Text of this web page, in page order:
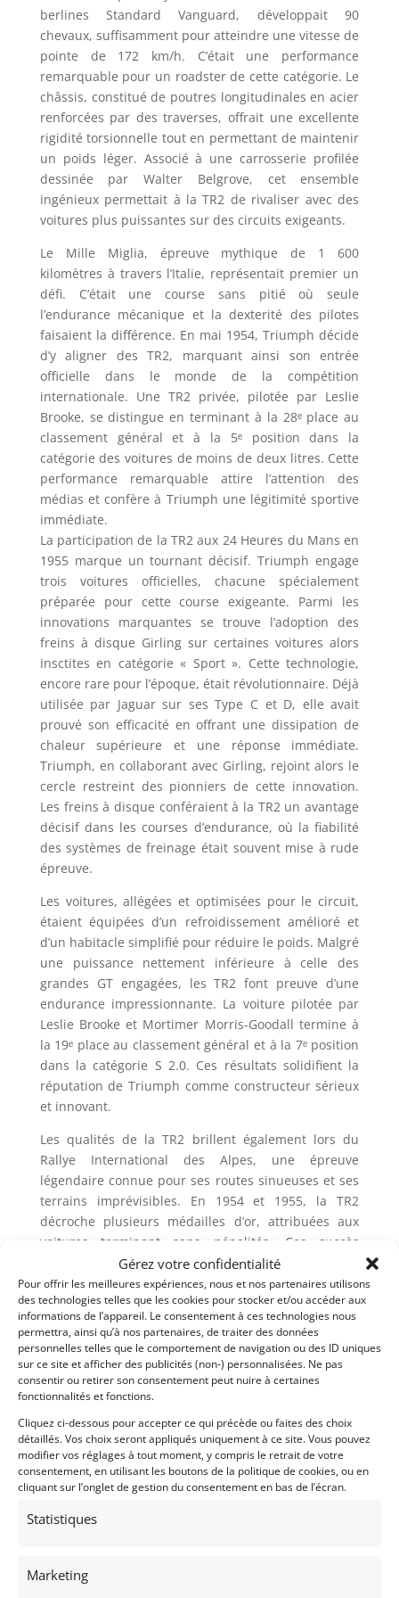
Gérez votre confidentialité
Pour offrir les meilleures expériences, nous et nos partenaires utilisons
des technologies telles que les cookies pour stocker et/ou accéder aux
informations de l’appareil. Le consentement à ces technologies nous
permettra, ainsi qu’à nos partenaires, de traiter des données
personnelles telles que le comportement de navigation ou des ID uniques
sur ce site et afficher des publicités (non-) personnalisées. Ne pas
consentir ou retirer son consentement peut nuire à certaines
fonctionnalités et fonctions.
Cliquez ci-dessous pour accepter ce qui précède ou faites des choix
détaillés. Vos choix seront appliqués uniquement à ce site. Vous pouvez
modifier vos réglages à tout moment, y compris le retrait de votre
consentement, en utilisant les boutons de la politique de cookies, ou en
cliquant sur l’onglet de gestion du consentement en bas de l’écran.
Statistiques
Marketing
berlines Standard Vanguard, développait 90
chevaux, suffisamment pour atteindre une vitesse de
pointe de 172 km/h. C’était une performance
remarquable pour un roadster de cette catégorie. Le
châssis, constitué de poutres longitudinales en acier
renforcées par des traverses, offrait une excellente
rigidité torsionnelle tout en permettant de maintenir
un poids léger. Associé à une carrosserie profilée
dessinée par Walter Belgrove, cet ensemble
ingénieux permettait à la TR2 de rivaliser avec des
voitures plus puissantes sur des circuits exigeants.
Le Mille Miglia, épreuve mythique de 1 600
kilomètres à travers l’Italie, représentait premier un
défi. C’était une course sans pitié où seule
l’endurance mécanique et la dexterité des pilotes
faisaient la différence. En mai 1954, Triumph décide
d’y aligner des TR2, marquant ainsi son entrée
officielle dans le monde de la compétition
internationale. Une TR2 privée, pilotée par Leslie
Brooke, se distingue en terminant à la 28ᵉ place au
classement général et à la 5ᵉ position dans la
catégorie des voitures de moins de deux litres. Cette
performance remarquable attire l’attention des
médias et confère à Triumph une légitimité sportive
immédiate.
La participation de la TR2 aux 24 Heures du Mans en
1955 marque un tournant décisif. Triumph engage
trois voitures officielles, chacune spécialement
préparée pour cette course exigeante. Parmi les
innovations marquantes se trouve l’adoption des
freins à disque Girling sur certaines voitures alors
insctites en catégorie « Sport ». Cette technologie,
encore rare pour l’époque, était révolutionnaire. Déjà
utilisée par Jaguar sur ses Type C et D, elle avait
prouvé son efficacité en offrant une dissipation de
chaleur supérieure et une réponse immédiate.
Triumph, en collaborant avec Girling, rejoint alors le
cercle restreint des pionniers de cette innovation.
Les freins à disque conféraient à la TR2 un avantage
décisif dans les courses d’endurance, où la fiabilité
des systèmes de freinage était souvent mise à rude
épreuve.
Les voitures, allégées et optimisées pour le circuit,
étaient équipées d’un refroidissement amélioré et
d’un habitacle simplifié pour réduire le poids. Malgré
une puissance nettement inférieure à celle des
grandes GT engagées, les TR2 font preuve d’une
endurance impressionnante. La voiture pilotée par
Leslie Brooke et Mortimer Morris-Goodall termine à
la 19ᵉ place au classement général et à la 7ᵉ position
dans la catégorie S 2.0. Ces résultats solidifient la
réputation de Triumph comme constructeur sérieux
et innovant.
Les qualités de la TR2 brillent également lors du
Rallye International des Alpes, une épreuve
légendaire connue pour ses routes sinueuses et ses
terrains imprévisibles. En 1954 et 1955, la TR2
décroche plusieurs médailles d’or, attribuées aux
voitures terminant sans pénalités. Ces succès
confirment non seulement la fiabilité du modèle,
mais aussi sa maniabilité exceptionnelle sur les
terrains les plus exigeants.
Un détail amusant illustre bien l’esprit de cette
époque. Lors du Mille Miglia, un spectateur italien,
impressionné par la simplicité du design de la TR2,
aurait commenté : « Elle semble être taillée d’un seul
bloc. Peut-être que ce sont les Anglais qui
comprennent enfin l’art de faire simple ! ».
Notre Triumph TR2 a été livrée neuve en France en
janvier 1955, toujours française elle est achetée
complète par son actuel propriétaire, amateur de
Mans Classic entre autres.